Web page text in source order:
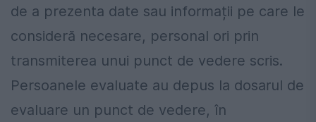
de a prezenta date sau informații pe care le
consideră necesare, personal ori prin
transmiterea unui punct de vedere scris.
Persoanele evaluate au depus la dosarul de
evaluare un punct de vedere, în